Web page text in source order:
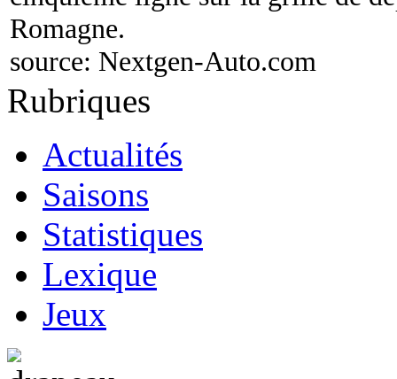
Romagne.
source: Nextgen-Auto.com
Rubriques
Actualités
Saisons
Statistiques
Lexique
Jeux